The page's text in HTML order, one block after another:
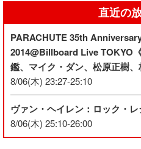
直近の
PARACHUTE 35th
2014@Billboard Live TOKYO
鑑、マイク・ダン、松原正樹
8/06(木) 23:27-25:10
ヴァン・ヘイレン：ロック・
8/06(木) 25:10-26:00